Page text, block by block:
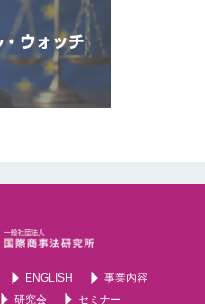
ウォッチ
ENGLISH
事業内容
研究会 セミナー